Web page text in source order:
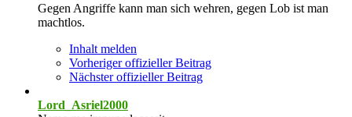
Gegen Angriffe kann man sich wehren, gegen Lob ist man
machtlos.
Inhalt melden
Vorheriger offizieller Beitrag
Nächster offizieller Beitrag
Lord_Asriel2000